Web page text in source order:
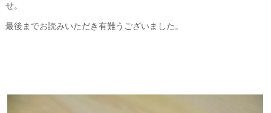
せ。
最後までお読みいただき有難うございました。